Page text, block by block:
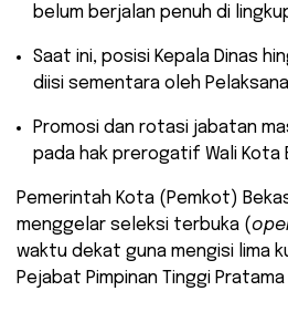
belum berjalan penuh di
​Saat ini, posisi Kepala Dinas
diisi sementara oleh
​Promosi dan rotasi jabatan
pada hak prerogatif Wali Kota
​Pemerintah Kota (Pemkot)
menggelar seleksi terbuka (
waktu dekat guna mengisi lima
Pejabat Pimpinan Tinggi